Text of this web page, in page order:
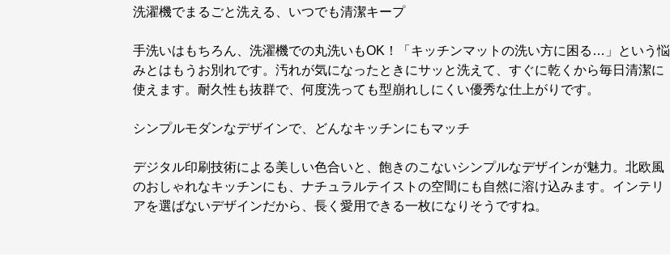
洗濯機でまるごと洗える、いつでも清潔キープ
手洗いはもちろん、洗濯機での丸洗いもOK！「キッチンマットの洗い方に困る…」という悩
みとはもうお別れです。汚れが気になったときにサッと洗えて、すぐに乾くから毎日清潔に
使えます。耐久性も抜群で、何度洗っても型崩れしにくい優秀な仕上がりです。
シンプルモダンなデザインで、どんなキッチンにもマッチ
デジタル印刷技術による美しい色合いと、飽きのこないシンプルなデザインが魅力。北欧風
のおしゃれなキッチンにも、ナチュラルテイストの空間にも自然に溶け込みます。インテリ
アを選ばないデザインだから、長く愛用できる一枚になりそうですね。